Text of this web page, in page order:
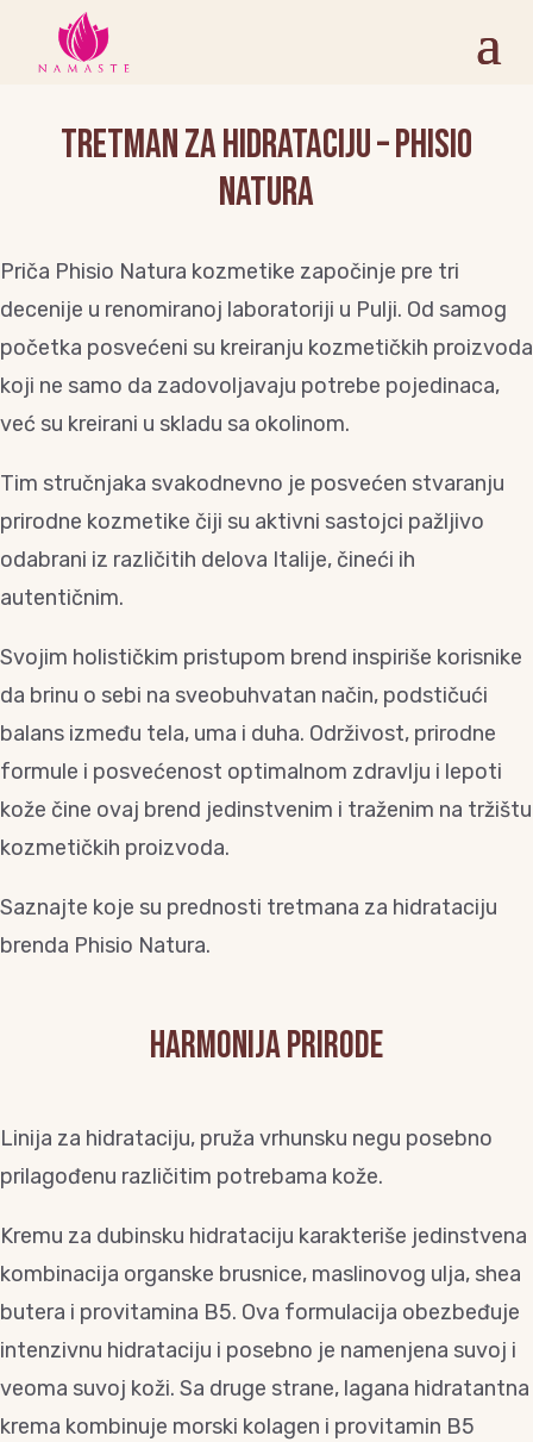
Tretman za hidrataciju – Phisio
Natura
Priča Phisio Natura kozmetike započinje pre tri
decenije u renomiranoj laboratoriji u Pulji. Od samog
početka posvećeni su kreiranju kozmetičkih proizvoda
koji ne samo da zadovoljavaju potrebe pojedinaca,
već su kreirani u skladu sa okolinom.
Tim stručnjaka svakodnevno je posvećen stvaranju
prirodne kozmetike čiji su aktivni sastojci pažljivo
odabrani iz različitih delova Italije, čineći ih
autentičnim.
Svojim holističkim pristupom brend inspiriše korisnike
da brinu o sebi na sveobuhvatan način, podstičući
balans između tela, uma i duha. Održivost, prirodne
formule i posvećenost optimalnom zdravlju i lepoti
kože čine ovaj brend jedinstvenim i traženim na tržištu
kozmetičkih proizvoda.
Saznajte koje su prednosti tretmana za hidrataciju
brenda Phisio Natura.
Harmonija prirode
Linija za hidrataciju, pruža vrhunsku negu posebno
prilagođenu različitim potrebama kože.
Kremu za dubinsku hidrataciju karakteriše jedinstvena
kombinacija organske brusnice, maslinovog ulja, shea
butera i provitamina B5. Ova formulacija obezbeđuje
intenzivnu hidrataciju i posebno je namenjena suvoj i
veoma suvoj koži. Sa druge strane, lagana hidratantna
krema kombinuje morski kolagen i provitamin B5